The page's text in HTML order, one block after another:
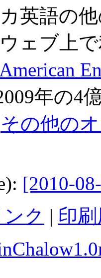
英語の
ェブ上
年の4
その他の
[2010-
ク | 印